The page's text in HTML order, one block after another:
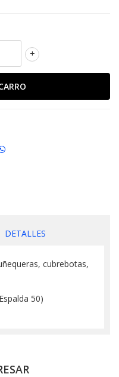
+
DETALLES
cubrebotas,
50)